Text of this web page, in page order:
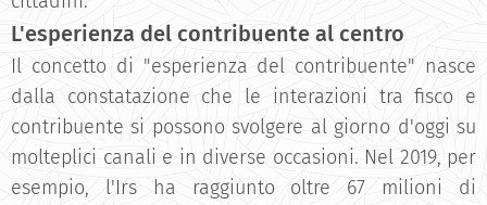
L'esperienza del contribuente al centro
Il concetto di "esperienza del contribuente" nasce
dalla constatazione che le interazioni tra fisco e
contribuente si possono svolgere al giorno d'oggi su
molteplici canali e in diverse occasioni. Nel 2019, per
esempio, l'Irs ha raggiunto oltre 67 milioni di